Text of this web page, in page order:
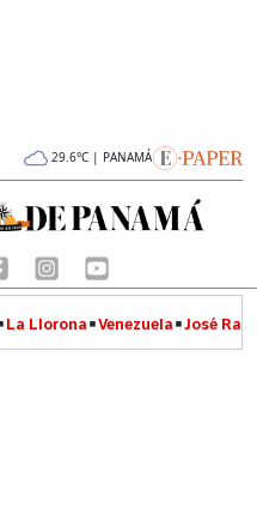
29.6°C | PANAMÁ
La Llorona Venezuela José